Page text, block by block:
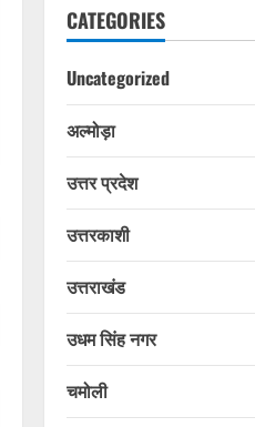
CATEGORIES
Uncategorized
अल्मोड़ा
उत्तर प्रदेश
उत्तरकाशी
उत्तराखंड
उधम सिंह नगर
चमोली